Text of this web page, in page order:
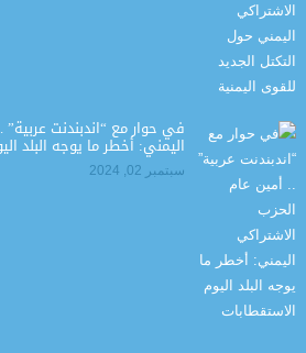
في حوار مع “اندبندنت
اليمني: أخطر ما يوجه البلد
سبتمبر 02, 2024